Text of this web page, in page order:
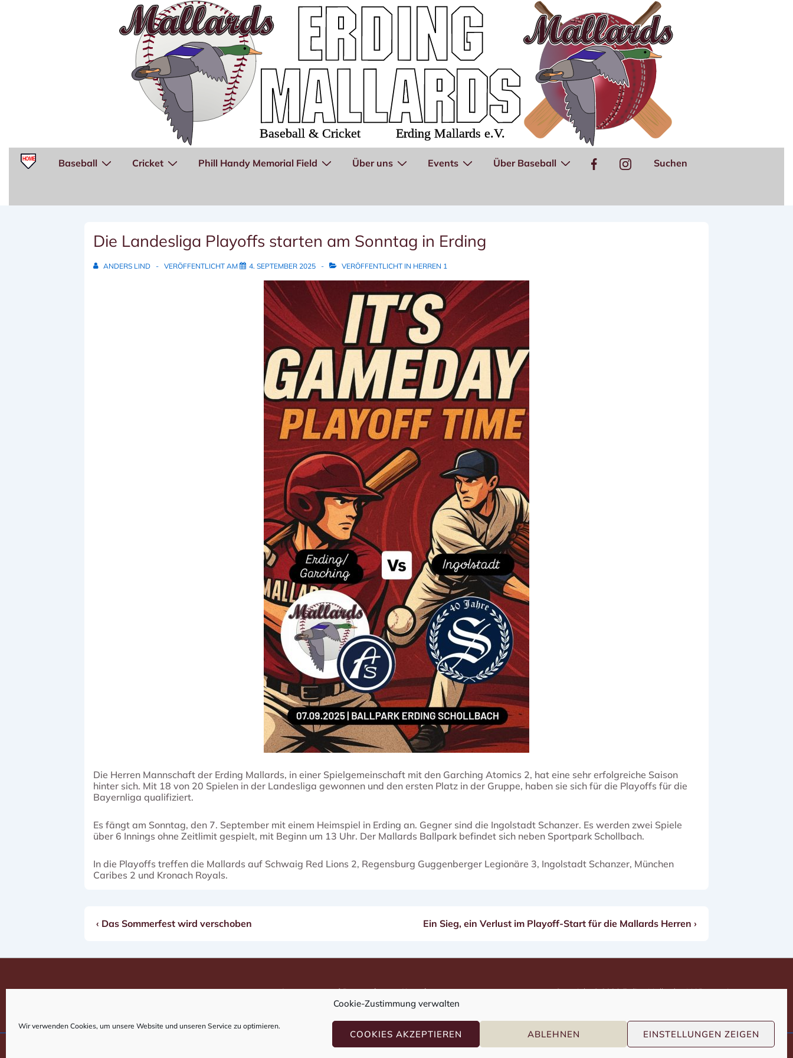
Cookie-Zustimmung verwalten
Wir verwenden Cookies, um unsere Website und unseren Service zu optimieren.
COOKIES AKZEPTIEREN ABLEHNEN EINSTELLUNGEN ZEIGEN
Hauptnavigation
Baseball
Cricket Phill Handy Memorial Field Über uns Events Über Baseball Suchen
Die Landesliga Playoffs starten am Sonntag in Erding
ANDERS LIND VERÖFFENTLICHT AM 4. SEPTEMBER 2025 VERÖFFENTLICHT IN HERREN 1
Die Herren Mannschaft der Erding Mallards, in einer Spielgemeinschaft mit den Garching Atomics 2, hat eine sehr erfolgreiche Saison
hinter sich. Mit 18 von 20 Spielen in der Landesliga gewonnen und den ersten Platz in der Gruppe, haben sie sich für die Playoffs für die
Bayernliga qualifiziert.
Es fängt am Sonntag, den 7. September mit einem Heimspiel in Erding an. Gegner sind die Ingolstadt Schanzer. Es werden zwei Spiele
über 6 Innings ohne Zeitlimit gespielt, mit Beginn um 13 Uhr. Der Mallards Ballpark befindet sich neben Sportpark Schollbach.
In die Playoffs treffen die Mallards auf Schwaig Red Lions 2, Regensburg Guggenberger Legionäre 3, Ingolstadt Schanzer, München
Caribes 2 und Kronach Royals.
Beitragsnavigation
Vorheriger
‹ Das Sommerfest wird verschoben
Nächster
Ein Sieg, ein Verlust im Playoff-Start für die Mallards Herren ›
Impressum und Datenschutz
Kontakt
Wegbeschreibung
Copyright © 2026Erding Mallards e.V.| Präsentiert von